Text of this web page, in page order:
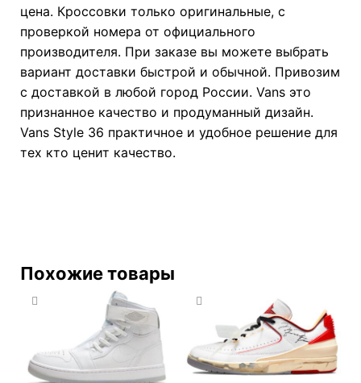
цена. Кроссовки только оригинальные, с
проверкой номера от официального
производителя. При заказе вы можете выбрать
вариант доставки быстрой и обычной. Привозим
с доставкой в любой город России. Vans это
признанное качество и продуманный дизайн.
Vans Style 36 практичное и удобное решение для
тех кто ценит качество.
Похожие товары